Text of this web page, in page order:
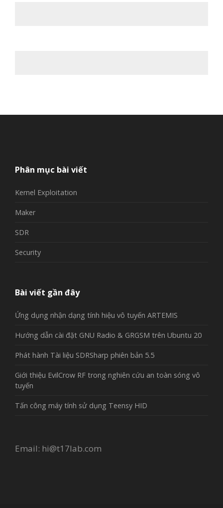
Phân mục bài viết
Kernel Exploitation
Maker
SDR
Security
Bài viết gần đây
Ứng dụng nhận dạng tính hiệu vô tuyến ARTEMIS
Hướng dẫn cài đặt GNU Radio & GRGSM trên Ubuntu 20
Phát hành Tài liệu SDRSharp phiên bản 5.5
Giới thiệu EvilCrow RF trong nghiên cứu an toàn sóng vô
tuyến
Tấn công máy tính sử dụng Teensy HID
Email: hi@t17lab.com